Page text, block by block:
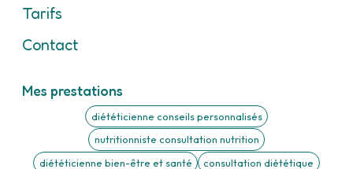
Tarifs
Contact
Mes prestations
diététicienne conseils personnalisés
nutritionniste consultation nutrition
diététicienne bien-être et santé
consultation diététique